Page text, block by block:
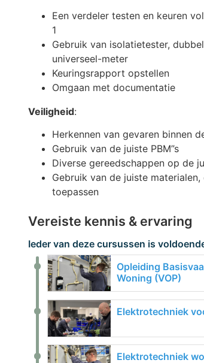
Een verdeler testen en keuren
1
Gebruik van isolatietester,
universeel-meter
Keuringsrapport opstellen
Omgaan met documentatie
Veiligheid:
Herkennen van gevaren binnen
Gebruik van de juiste PBM”s
Diverse gereedschappen op de
Gebruik van de juiste
toepassen
Vereiste kennis & ervaring
Ieder van deze cursussen is
Opleiding
Woning (VOP)
Elektrotechniek
Elektrotechniek